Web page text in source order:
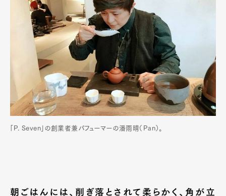
「P. Seven」の創業者兼パフューマーの潘雨晴（Pan）。
朝ごはんには、削ぎ落とされて柔らかく、角が立